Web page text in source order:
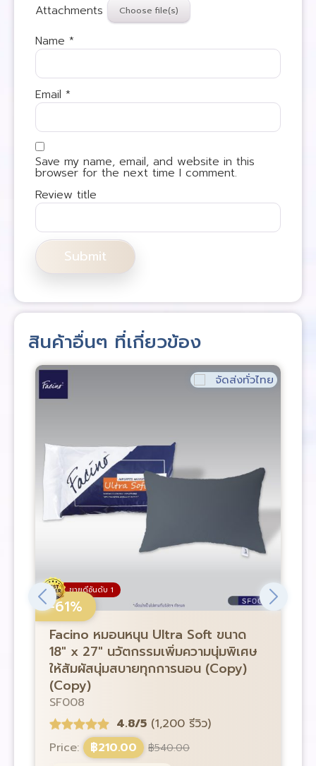
Attachments
Name *
Email *
Save my name, email, and website in this
browser for the next time I comment.
Review title
สินค้าอื่นๆ ที่เกี่ยวข้อง
ขายดีอันดับ 1
จัดส่งทั่วไทย
Facino หมอนหนุน Ultra Soft ขนาด
18″ x 27″ นวัตกรรมเพิ่มความนุ่มพิเศษ
ให้สัมผัสนุ่มสบายทุกการนอน (Copy)
(Copy)
SF008
4.8/5 (1,200 รีวิว)
Price:
฿210.00 ฿540.00
-61%